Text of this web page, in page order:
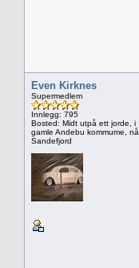
Even Kirknes
Supermedlem
Innlegg: 795
Bosted: Midt utpå ett jorde, i
gamle Andebu kommume, nå
Sandefjord